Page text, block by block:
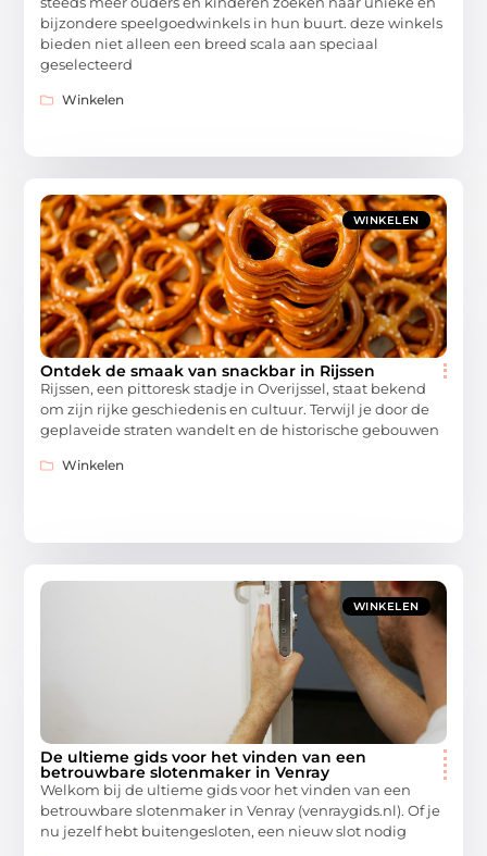
bijzondere speelgoedwinkels in hun buurt. deze winkels
bieden niet alleen een breed scala aan speciaal
geselecteerd
Winkelen
WINKELEN
Ontdek de smaak van snackbar in Rijssen
Rijssen, een pittoresk stadje in Overijssel, staat bekend
om zijn rijke geschiedenis en cultuur. Terwijl je door de
geplaveide straten wandelt en de historische gebouwen
Winkelen
WINKELEN
De ultieme gids voor het vinden van een
betrouwbare slotenmaker in Venray
Welkom bij de ultieme gids voor het vinden van een
betrouwbare slotenmaker in Venray (venraygids.nl). Of je
nu jezelf hebt buitengesloten, een nieuw slot nodig